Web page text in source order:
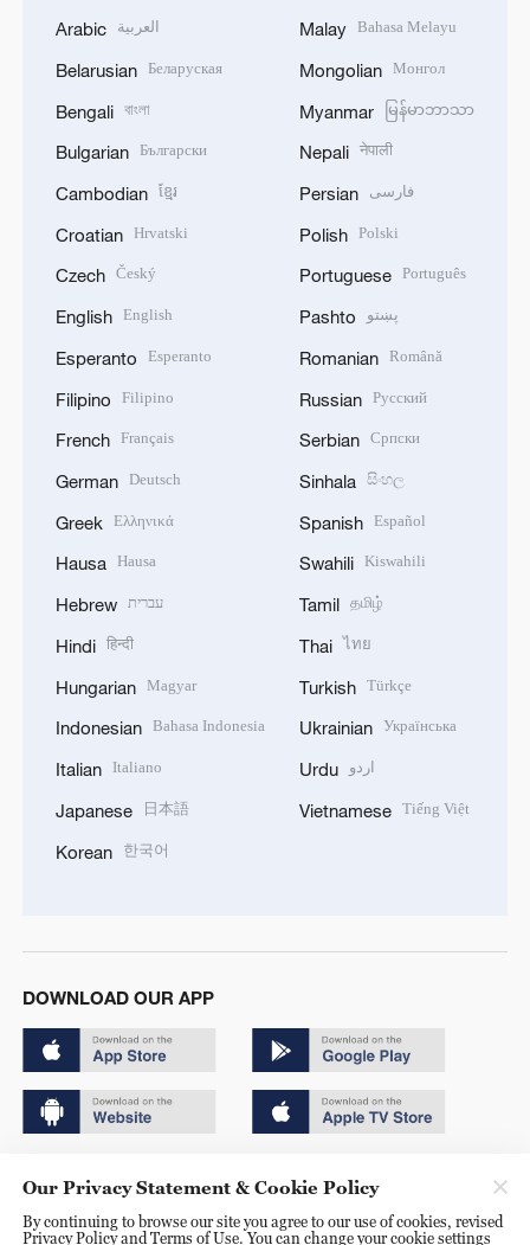
Arabic العربية
Belarusian Беларуская
Bengali বাংলা
Bulgarian Български
Cambodian ខ្មែរ
Croatian Hrvatski
Czech Český
English English
Esperanto Esperanto
Filipino Filipino
French Français
German Deutsch
Greek Ελληνικά
Hausa Hausa
Hebrew עברית
Hindi हिन्दी
Hungarian Magyar
Indonesian Bahasa Indonesia
Italian Italiano
Japanese 日本語
Korean 한국어
Malay Bahasa Melayu
Mongolian Монгол
Myanmar မြန်မာဘာသာ
Nepali नेपाली
Persian فارسی
Polish Polski
Portuguese Português
Pashto پښتو
Romanian Română
Russian Русский
Serbian Српски
Sinhala සිංහල
Spanish Español
Swahili Kiswahili
Tamil தமிழ்
Thai ไทย
Turkish Türkçe
Ukrainian Українська
Urdu اردو
Vietnamese Tiếng Việt
DOWNLOAD OUR APP
京ICP备20000184号
Our Privacy Statement & Cookie Policy
By continuing to browse our site you agree to our use of cookies, revised
Privacy Policy and Terms of Use. You can change your cookie settings